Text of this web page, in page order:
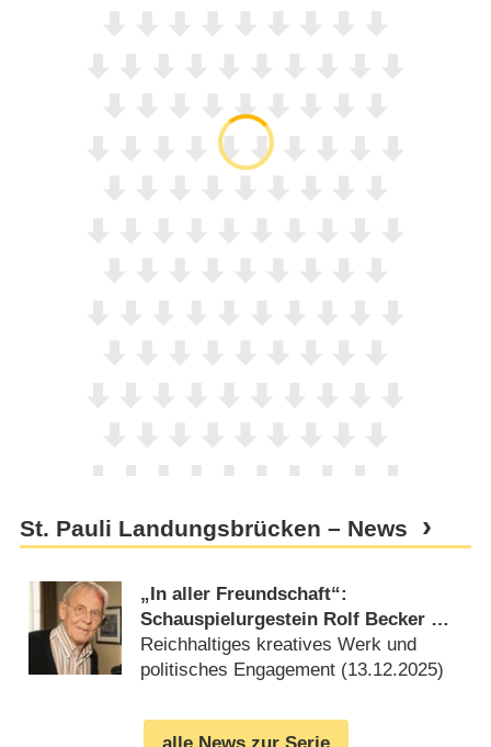
St. Pauli Landungsbrücken – News
„In aller Freundschaft“:
Schauspielurgestein Rolf Becker mit
90 Jahren verstorben
Reichhaltiges kreatives Werk und
politisches Engagement (13.12.2025)
alle News zur Serie